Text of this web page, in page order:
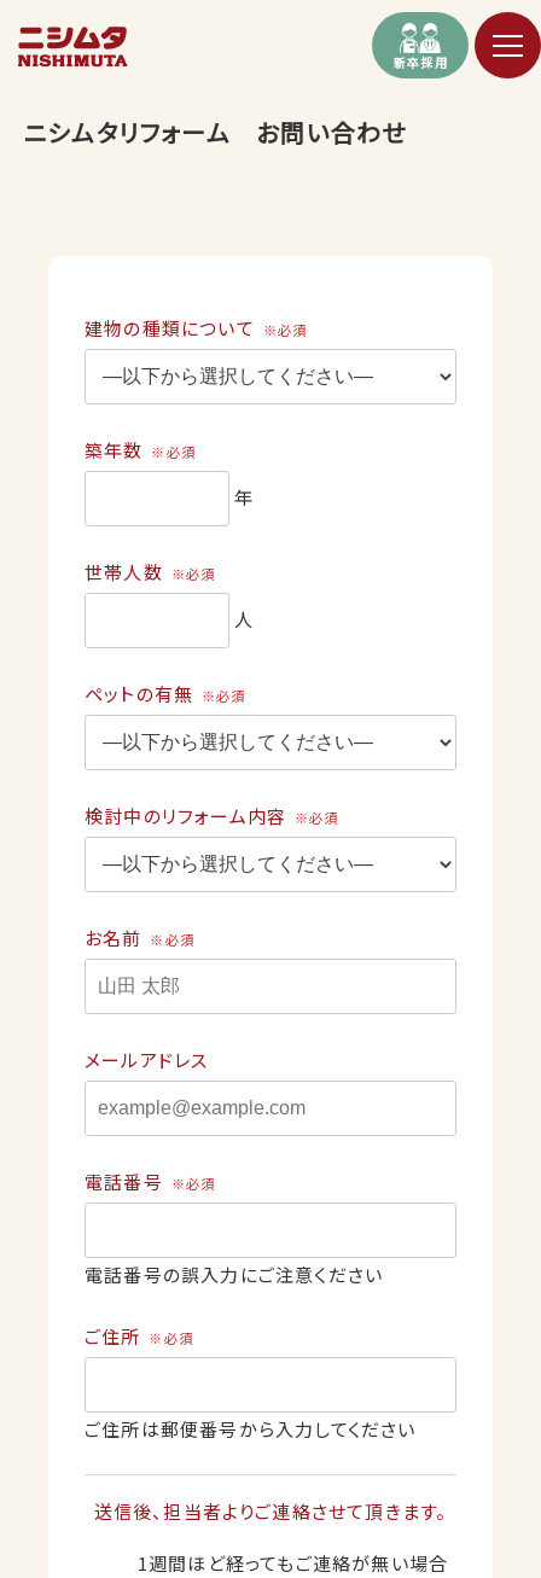
新卒採用
ニシムタリフォーム お問い合わせ
建物の種類について ※必須
築年数 ※必須
年
世帯人数 ※必須
人
ペットの有無 ※必須
検討中のリフォーム内容 ※必須
お名前 ※必須
メールアドレス
電話番号 ※必須
電話番号の誤入力にご注意ください
ご住所 ※必須
ご住所は郵便番号から入力してください
送信後、担当者よりご連絡させて頂きます。
1週間ほど経ってもご連絡が無い場合